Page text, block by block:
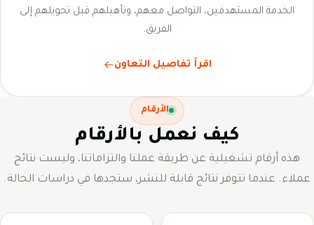
الخدمة المستهدفين، التواصل معهم، وتأهيلهم قبل تحويلهم إلى
الفريق.
اقرأ تفاصيل التعاون
الأرقام
كيف نعمل بالأرقام
هذه أرقام تشغيلية عن طريقة عملنا والتزاماتنا، وليست نتائج
عملاء. عندما تتوفر نتائج قابلة للنشر، ستجدها في دراسات الحالة.